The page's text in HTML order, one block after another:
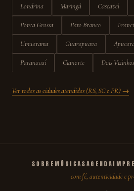
Londrina Maringá Cascavel
Ponta Grossa Pato Branco
Umuarama Guarapuava
Paranavaí Cianorte Dois Vizinhos
Ver todas as cidades atendidas (RS, SC e PR) →
SOBRE MÚSICAS AGENDA
com fé, autenticidade e